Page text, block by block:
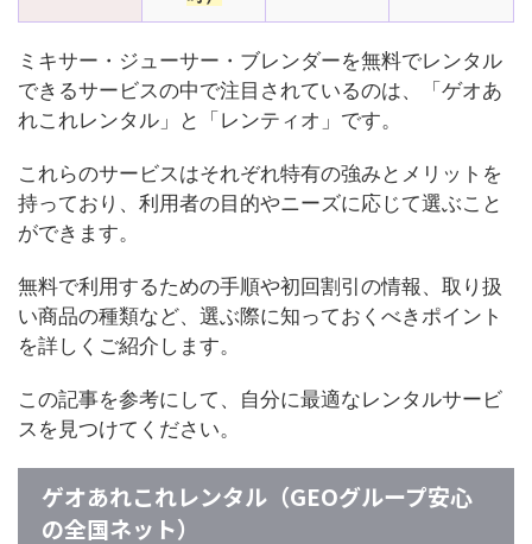
ミキサー・ジューサー・ブレンダーを無料でレンタル
できるサービスの中で注目されているのは、「ゲオあ
れこれレンタル」と「レンティオ」です。
これらのサービスはそれぞれ特有の強みとメリットを
持っており、利用者の目的やニーズに応じて選ぶこと
ができます。
無料で利用するための手順や初回割引の情報、取り扱
い商品の種類など、選ぶ際に知っておくべきポイント
を詳しくご紹介します。
この記事を参考にして、自分に最適なレンタルサービ
スを見つけてください。
ゲオあれこれレンタル（GEOグループ安心
の全国ネット）